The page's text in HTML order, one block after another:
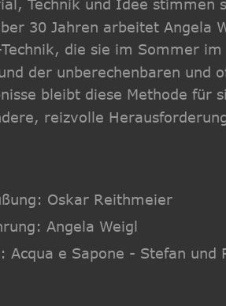
Technik und Idee stimmen
30 Jahren arbeitet Angela
die sie im Sommer
der unberechenbaren und
bleibt diese Methode für
reizvolle
Oskar Reithmeier
Angela Weigl
Acqua e Sapone - Stefan und